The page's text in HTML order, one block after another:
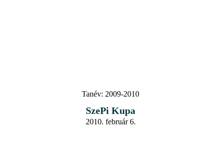
Tanév: 2009-2010
SzePi Kupa
2010. február 6.